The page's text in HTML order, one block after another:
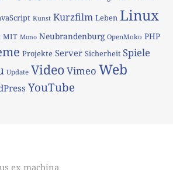
Kunst Kurzfilm Leben Linux
MIT Mono Neubrandenburg OpenMoko PHP
Projekte Server Sicherheit Spiele
Update VideoVimeo Web
YouTube
ex machina